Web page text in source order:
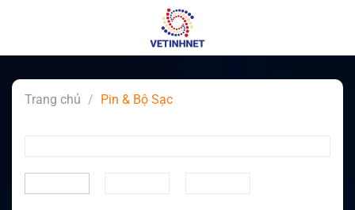
Trang chủ / Pin & Bộ Sạc